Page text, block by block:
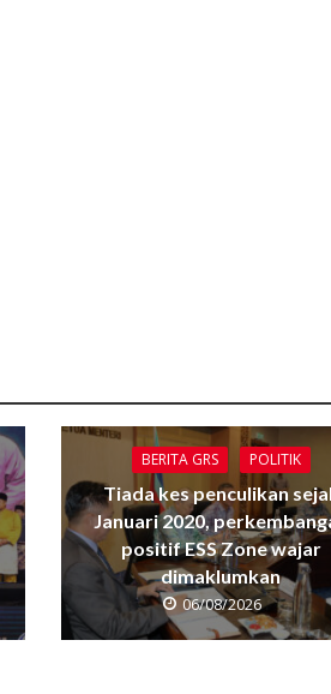
BERITA GRS POLITIK
Tiada kes penculikan
Januari 2020,
positif ESS Zone wajar
dimaklumkan
06/08/2026